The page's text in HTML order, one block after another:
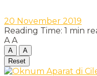
20 November 2019
Reading Time: 1 min
A A
A
A
Reset